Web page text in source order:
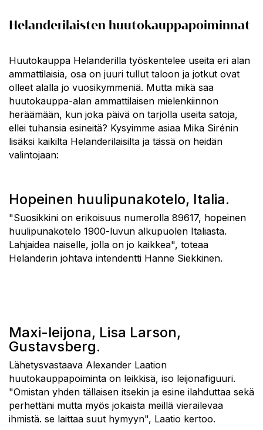
Helanderilaisten huutokauppapoiminnat
Huutokauppa Helanderilla työskentelee useita eri alan
ammattilaisia, osa on juuri tullut taloon ja jotkut ovat
olleet alalla jo vuosikymmeniä. Mutta mikä saa
huutokauppa-alan ammattilaisen mielenkiinnon
heräämään, kun joka päivä on tarjolla useita satoja,
ellei tuhansia esineitä? Kysyimme asiaa Mika Sirénin
lisäksi kaikilta Helanderilaisilta ja tässä on heidän
valintojaan:
Hopeinen huulipunakotelo, Italia.
"Suosikkini on erikoisuus numerolla 89617, hopeinen
huulipunakotelo 1900-luvun alkupuolen Italiasta.
Lahjaidea naiselle, jolla on jo kaikkea", toteaa
Helanderin johtava intendentti Hanne Siekkinen.
Maxi-leijona, Lisa Larson,
Gustavsberg.
Lähetysvastaava Alexander Laation
huutokauppapoiminta on leikkisä, iso leijonafiguuri.
"Omistan yhden tällaisen itsekin ja esine ilahduttaa sekä
perhettäni mutta myös jokaista meillä vierailevaa
ihmistä. se laittaa suut hymyyn", Laatio kertoo.